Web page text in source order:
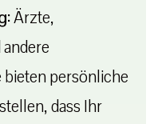
Ärzte,
persönliche
dass Ihr